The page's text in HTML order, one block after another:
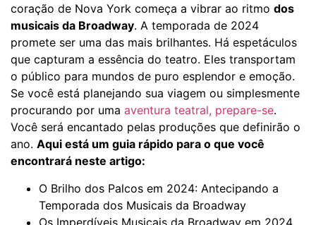
coração de Nova York começa a vibrar ao ritmo dos
musicais da Broadway. A temporada de 2024
promete ser uma das mais brilhantes. Há espetáculos
que capturam a essência do teatro. Eles transportam
o público para mundos de puro esplendor e emoção.
Se você está planejando sua viagem ou simplesmente
procurando por uma aventura teatral, prepare-se.
Você será encantado pelas produções que definirão o
ano. Aqui está um guia rápido para o que você
encontrará neste artigo:
O Brilho dos Palcos em 2024: Antecipando a
Temporada dos Musicais da Broadway
Os Imperdíveis Musicais da Broadway em 2024